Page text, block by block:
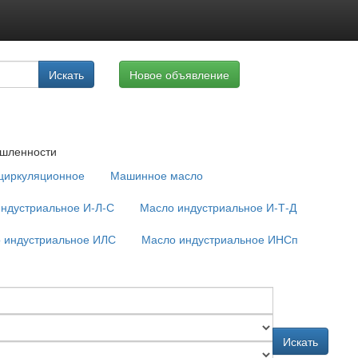
Искать Новое объявление
Машинное масло
И-Л-С
Масло индустриальное И-Т-Д
ИЛС
Масло индустриальное ИНСп
Искать